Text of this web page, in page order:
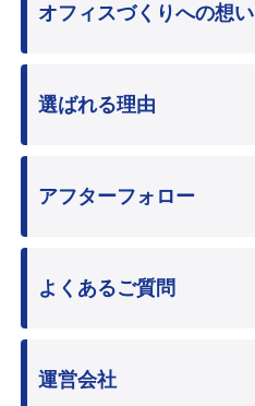
オフィスづくりへの想い
選ばれる理由
アフターフォロー
よくあるご質問
運営会社